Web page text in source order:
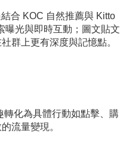
合 KOC 自然推薦與 Kitto
曝光與即時互動；圖文貼文
群上更有深度與記憶點。
化為具體行動如點擊、購
流量變現。